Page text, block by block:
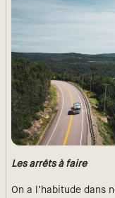
Les arrêts à faire
On a l’habitude dans